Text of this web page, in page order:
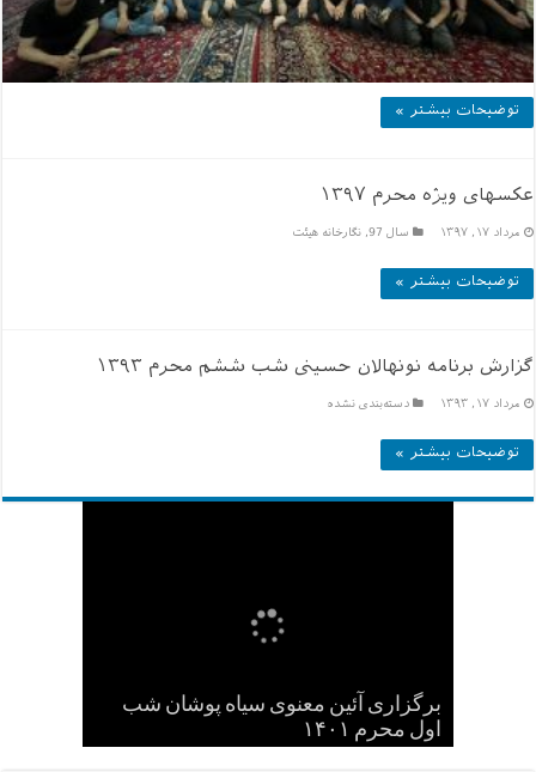
توضیحات بیشتر »
عکسهای ویژه محرم ۱۳۹۷
مرداد ۱۷, ۱۳۹۷ سال 97 ,نگارخانه هیئت
توضیحات بیشتر »
گزارش برنامه نونهالان حسینی شب ششم محرم ۱۳۹۳
مرداد ۱۷, ۱۳۹۳ دسته‌بندی نشده
توضیحات بیشتر »
برگزاری آئین معنوی سیاه پوشان شب
اول محرم ۱۴۰۱
عکس یادگاری سالهای قدیم -۱
یک عکس از قدیم های دور
گلچین کلیپ های سایت
کودکان , نوجوانان و جوانان عاشورایی
حسینیه